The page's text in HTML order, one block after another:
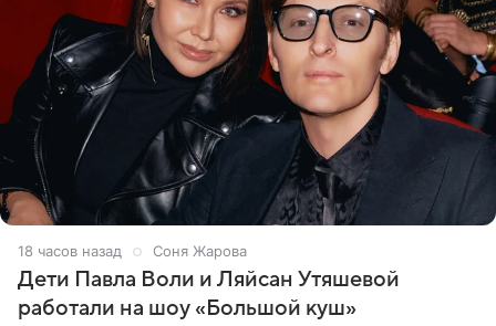
18 часов назад Соня Жарова
Дети Павла Воли и Ляйсан Утяшевой
работали на шоу «Большой куш»